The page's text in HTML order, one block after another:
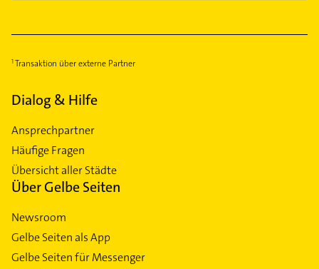
Transaktion über externe Partner
Dialog & Hilfe
Ansprechpartner
Häufige Fragen
Übersicht aller Städte
Über Gelbe Seiten
Newsroom
Gelbe Seiten als App
Gelbe Seiten für Messenger